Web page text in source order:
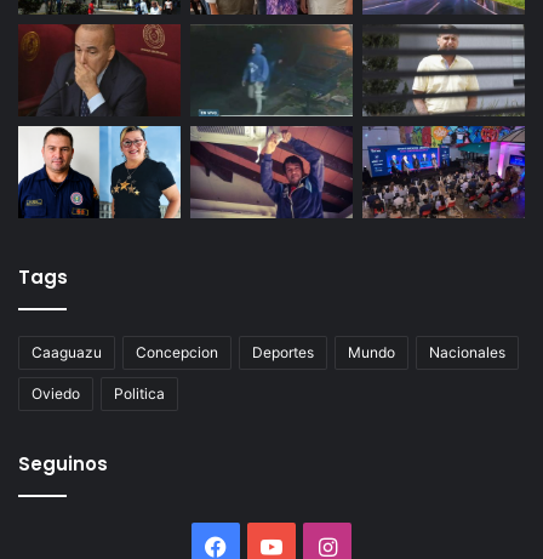
Tags
Caaguazu Concepcion Deportes Mundo Nacionales
Oviedo Politica
Seguinos
Facebook
YouTubeInstagram